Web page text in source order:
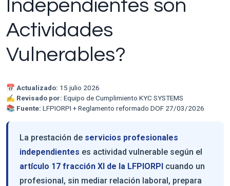
Independientes son
Actividades
Vulnerables?
📅 Actualizado: 15 julio 2026
✍️ Revisado por: Equipo de Cumplimiento KYC SYSTEMS
📚 Fuente: LFPIORPI + Reglamento reformado DOF 27/03/2026
La prestación de servicios profesionales
independientes es actividad vulnerable según el
artículo 17 fracción XI de la LFPIORPI cuando un
profesional, sin mediar relación laboral, prepara